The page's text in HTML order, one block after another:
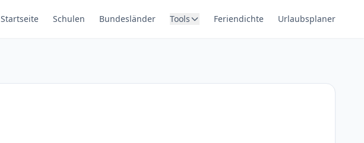
Startseite Schulen Bundesländer Tools Feriendichte Urlaubsplaner